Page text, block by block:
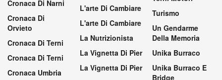
Cronaca Di Narni
Cronaca Di
Orvieto
Cronaca Di Terni
Cronaca Di Terni
Cronaca Umbria
L'arte Di Cambiare
L'arte Di Cambiare
La Nutrizionista
La Vignetta Di Pier
La Vignetta Di Pier
Turismo
Un Gendarme
Della Memoria
Unika Burraco
Unika Burraco E
Bridge